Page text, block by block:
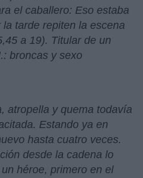
el caballero: Eso estaba
tarde repiten la escena
a 19). Titular de un
broncas y sexo
atropella y quema todavía
Estando ya en
hasta cuatro veces.
desde la cadena lo
héroe, primero en el